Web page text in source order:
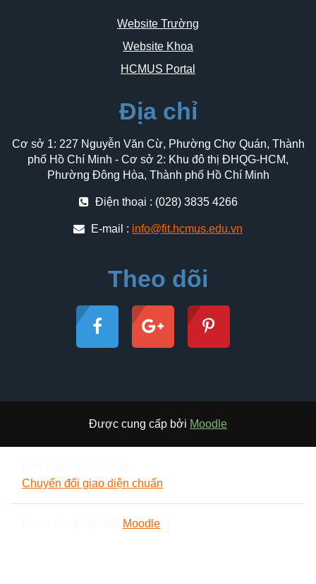
Website Trường
Website Khoa
HCMUS Portal
Địa chỉ
Cơ sở 1: 227 Nguyễn Văn Cừ, Phường Chợ Quán, Thành
phố Hồ Chí Minh - Cơ sở 2: Khu đô thị ĐHQG-HCM,
Phường Đông Hòa, Thành phố Hồ Chí Minh
Điện thoại : (028) 3835 4266
E-mail : info@fit.hcmus.edu.vn
Theo dõi
Được cung cấp bởi Moodle
Chuyển đổi giao diện chuẩn
Moodle